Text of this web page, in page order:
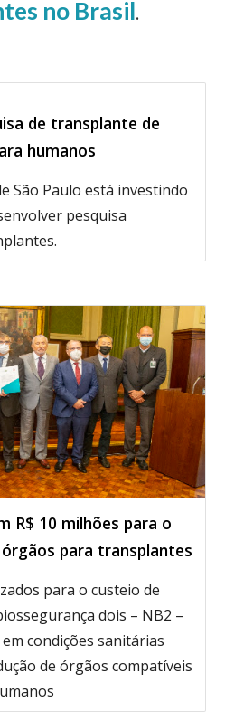
no Brasil.
de transplante de
humanos
São Paulo está investindo
pesquisa
R$ 10 milhões para o
para transplantes
para o custeio de
dois – NB2 –
condições sanitárias
de órgãos compatíveis